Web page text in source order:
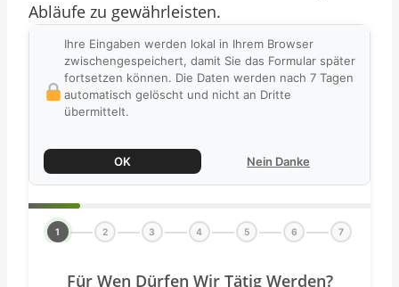
Abläufe zu gewährleisten.
Ihre Eingaben werden lokal in Ihrem Browser
zwischengespeichert, damit Sie das Formular später
fortsetzen können. Die Daten werden nach 7 Tagen
automatisch gelöscht und nicht an Dritte
übermittelt.
OK Nein Danke
1 2 3 4 5 6 7
Für Wen Dürfen Wir Tätig Werden?